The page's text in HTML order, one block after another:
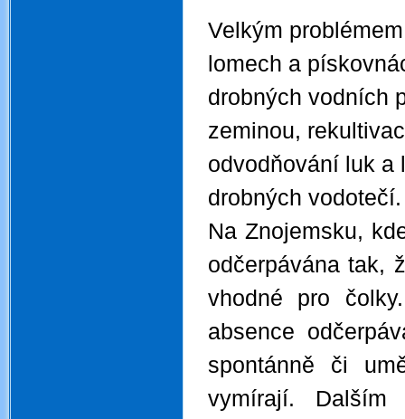
Velkým
lomech a
drobných vodních
zeminou,
odvodňování luk a
drobných vodotečí.
Na Znojemsku,
odčerpávána tak,
vhodné pro
absence
spontánně či
vymírají. Dalším